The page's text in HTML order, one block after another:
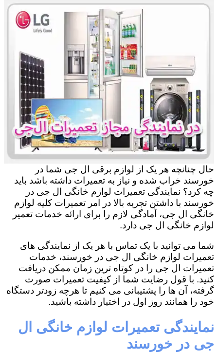
حال چنانچه هر یک از لوازم برقی ال جی شما در
خورسند خراب شده و نیاز به تعمیرات داشته باشد باید
چه کرد؟ نمایندگی تعمیرات لوازم خانگی ال جی در
خورسند با داشتن تجربه بالا در امر تعمیرات کلیه لوازم
خانگی ال جی، آمادگی لازم را برای ارائه خدمات تعمیر
لوازم خانگی ال جی دارد.
شما می توانید با یک تماس با هر یک از نمایندگی های
تعمیرات لوازم خانگی ال جی در خورسند، خدمات
تعمیرات ال جی را در کوتاه ترین زمان ممکن دریافت
کنید. با قول رضایت شما از کیفیت تعمیرات صورت
گرفته، آن ها را پشتیبانی می کنیم تا هرچه زودتر دستگاه
خود را همانند روز اول در اختیار داشته باشید.
نمایندگی تعمیرات لوازم خانگی ال
جی در خورسند